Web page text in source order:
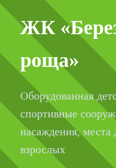
площадка,
зеленые
детей и